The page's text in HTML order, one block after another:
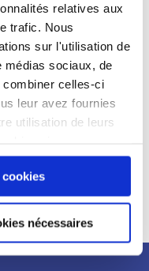
relatives aux
trafic. Nous
sur l'utilisation de
médias sociaux, de
combiner celles-ci
leur avez fournies
utilisation de leurs
nécessaires